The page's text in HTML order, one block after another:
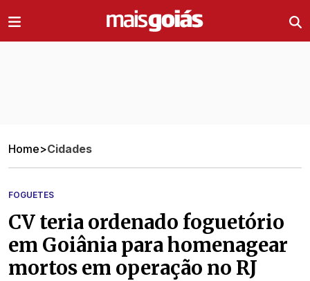
Home>Cidades
FOGUETES
CV teria ordenado foguetório
em Goiânia para homenagear
mortos em operação no RJ